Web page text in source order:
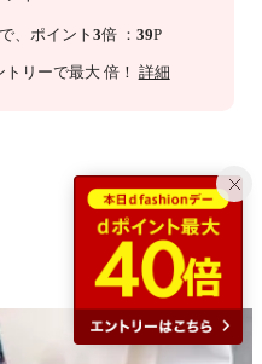
、 ポイント 3倍 ： 39P
トリーで最大 倍！ 詳細